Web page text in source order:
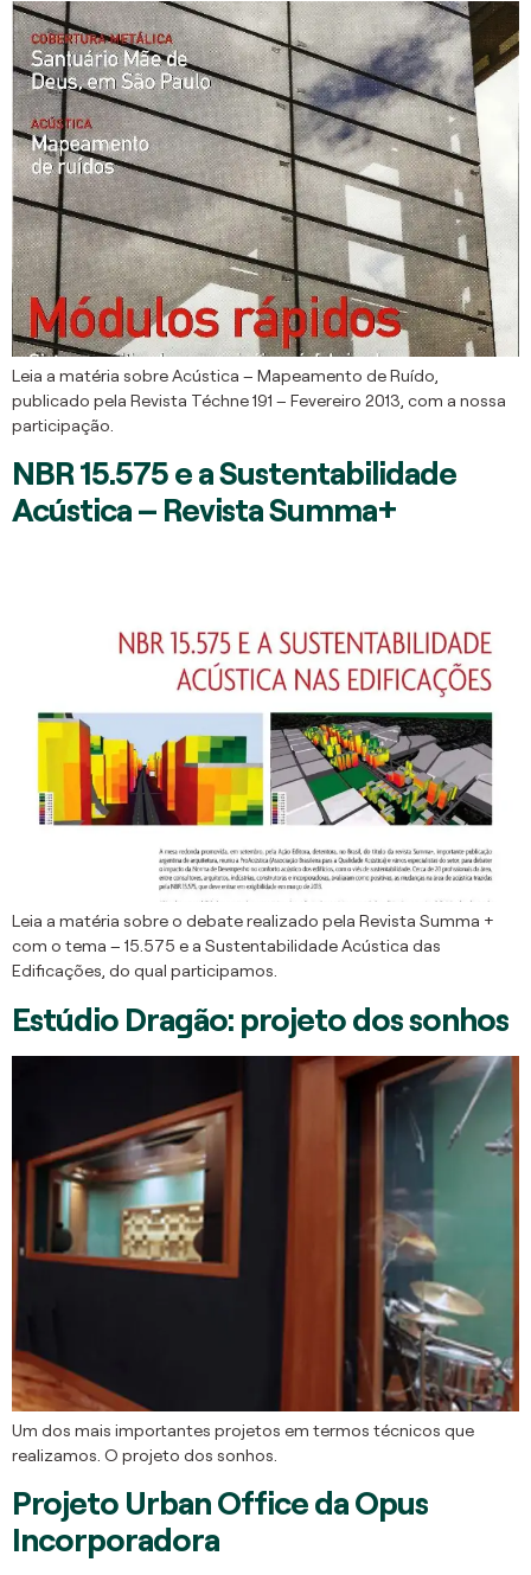
Leia a matéria sobre Acústica – Mapeamento de Ruído,
publicado pela Revista Téchne 191 – Fevereiro 2013, com a nossa
participação.
NBR 15.575 e a Sustentabilidade
Acústica – Revista Summa+
Leia a matéria sobre o debate realizado pela Revista Summa +
com o tema – 15.575 e a Sustentabilidade Acústica das
Edificações, do qual participamos.
Estúdio Dragão: projeto dos sonhos
Um dos mais importantes projetos em termos técnicos que
realizamos. O projeto dos sonhos.
Projeto Urban Office da Opus
Incorporadora